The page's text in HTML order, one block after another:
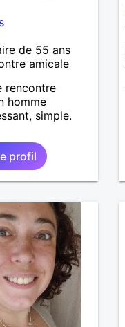
de 55 ans
amicale
rencontre
homme
simple.
profil